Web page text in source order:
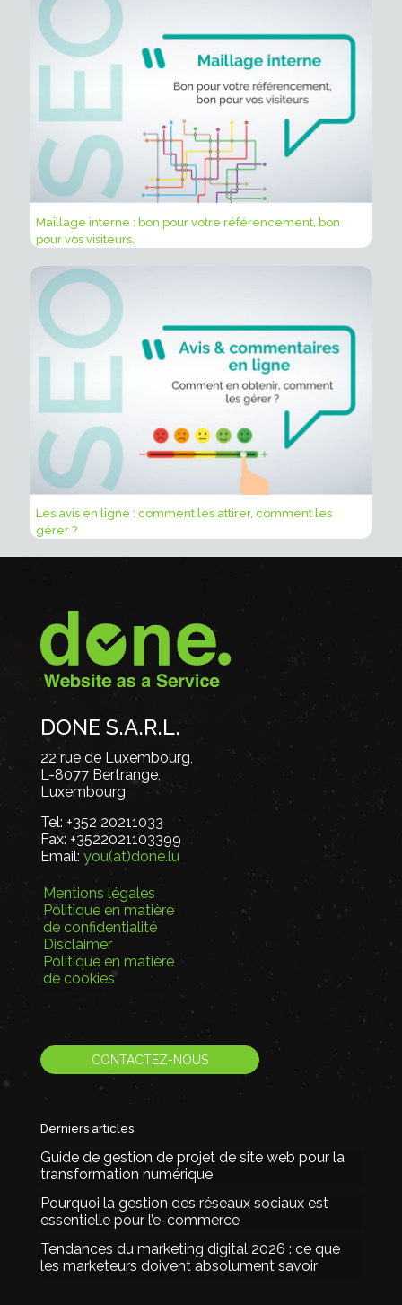
Maillage interne : bon pour votre référencement, bon
pour vos visiteurs.
Les avis en ligne : comment les attirer, comment les
gérer ?
DONE S.A.R.L.
22 rue de Luxembourg,
L-8077 Bertrange,
Luxembourg
Tel: +352 20211033
Fax: +3522021103399
Email: you(at)done.lu
Mentions légales
Politique en matière
de confidentialité
Disclaimer
Politique en matière
de cookies
CONTACTEZ-NOUS
Derniers articles
Guide de gestion de projet de site web pour la
transformation numérique
Pourquoi la gestion des réseaux sociaux est
essentielle pour l’e-commerce
Tendances du marketing digital 2026 : ce que
les marketeurs doivent absolument savoir